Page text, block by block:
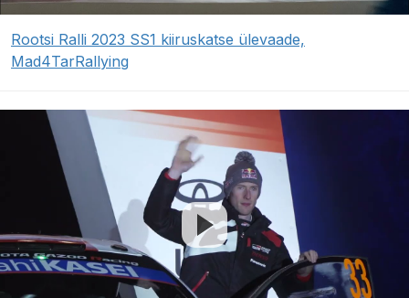
Rootsi Ralli 2023 SS1 kiiruskatse ülevaade,
Mad4TarRallying